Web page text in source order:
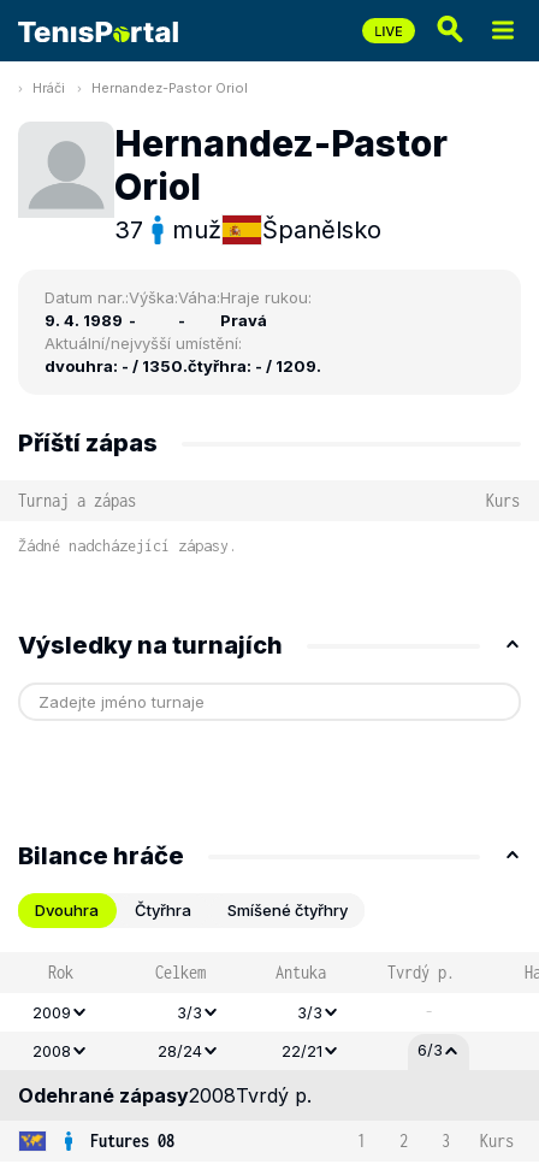
Hráči Hernandez-Pastor Oriol
Hernandez-Pastor
Oriol
37 muž Španělsko
Datum nar.:
9. 4. 1989
Výška:
-
Váha:
-
Hraje rukou:
Pravá
Aktuální/nejvyšší umístění:
dvouhra: - / 1350.čtyřhra: - / 1209.
Příští zápas
Turnaj a zápas Kurs
Žádné nadcházející zápasy.
Výsledky na turnajích
Bilance hráče
Dvouhra Čtyřhra Smíšené čtyřhry
Rok Celkem Antuka Tvrdý p.
2009 3/3 3/3 -
2008 28/24 22/21 6/3
Odehrané zápasy2008Tvrdý p.
Futures 08 1 2 3
Kurs